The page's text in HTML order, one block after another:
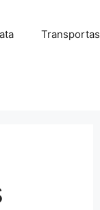
Transportas